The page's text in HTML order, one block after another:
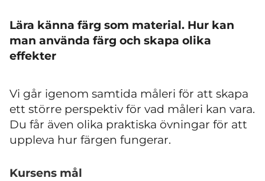
Lära känna färg som material. Hur kan
man använda färg och skapa olika
effekter
Vi går igenom samtida måleri för att skapa
ett större perspektiv för vad måleri kan vara.
Du får även olika praktiska övningar för att
uppleva hur färgen fungerar.
Kursens mål